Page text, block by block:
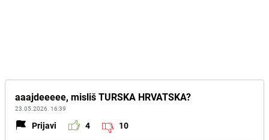
aaajdeeeee, misliš TURSKA HRVATSKA?
23.05.2026. 16:39
Prijavi 4 10